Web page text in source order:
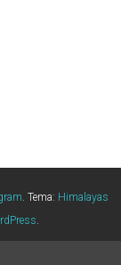
. Tema: Himalayas
.